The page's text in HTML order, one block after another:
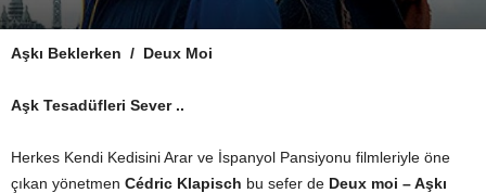
Yazar: Yusuf Baklac 19 Ekim 2019
Aşkı Beklerken / Deux Moi
Aşk Tesadüfleri Sever ..
Herkes Kendi Kedisini Arar ve İspanyol Pansiyonu filmleriyle öne
çıkan yönetmen Cédric Klapisch bu sefer de Deux moi – Aşkı